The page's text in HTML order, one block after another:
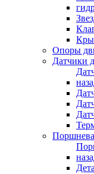
Опоры
Датчики